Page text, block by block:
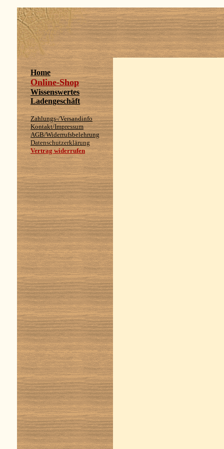
Home
Online-Shop
Wissenswertes
Ladengeschäft
Zahlungs-/Versandinfo
Kontakt/Impressum
AGB/Widerrufsbelehrung
Datenschutzerklärung
Vertrag widerrufen